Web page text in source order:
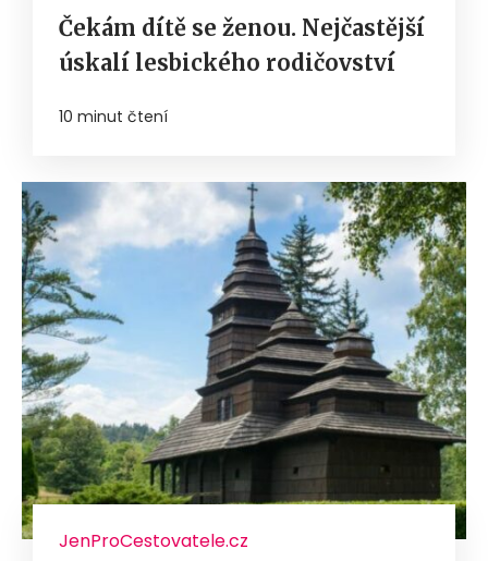
Čekám dítě se ženou. Nejčastější
úskalí lesbického rodičovství
10 minut čtení
JenProCestovatele.cz